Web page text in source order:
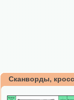
Сканворды,